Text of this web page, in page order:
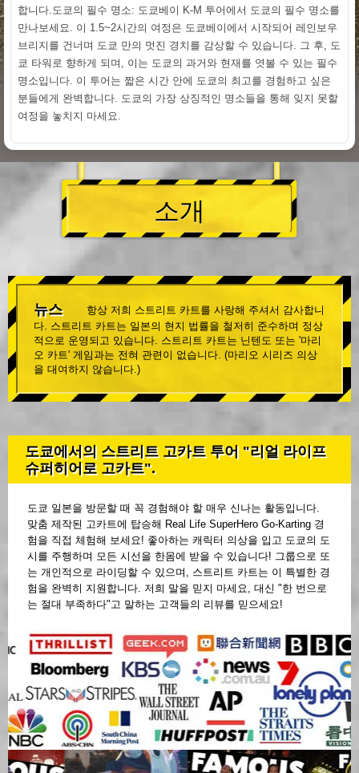
합니다.도쿄의 필수 명소: 도쿄베이 K-M 투어에서 도쿄의 필수 명소를
만나보세요. 이 1.5~2시간의 여정은 도쿄베이에서 시작되어 레인보우
브리지를 건너며 도쿄 만의 멋진 경치를 감상할 수 있습니다. 그 후, 도
쿄 타워로 향하게 되며, 이는 도쿄의 과거와 현재를 엿볼 수 있는 필수
명소입니다. 이 투어는 짧은 시간 안에 도쿄의 최고를 경험하고 싶은
분들에게 완벽합니다. 도쿄의 가장 상징적인 명소들을 통해 잊지 못할
여정을 놓치지 마세요.
소개
뉴스
항상 저희 스트리트 카트를 사랑해 주셔서 감사합니
다. 스트리트 카트는 일본의 현지 법률을 철저히 준수하며 정상
적으로 운영되고 있습니다. 스트리트 카트는 닌텐도 또는 '마리
오 카트' 게임과는 전혀 관련이 없습니다. (마리오 시리즈 의상
을 대여하지 않습니다.)
도쿄에서의 스트리트 고카트 투어 "리얼 라이프
슈퍼히어로 고카트".
도쿄 일본을 방문할 때 꼭 경험해야 할 매우 신나는 활동입니다.
맞춤 제작된 고카트에 탑승해 Real Life SuperHero Go-Karting 경
험을 직접 체험해 보세요! 좋아하는 캐릭터 의상을 입고 도쿄의 도
시를 주행하며 모든 시선을 한몸에 받을 수 있습니다! 그룹으로 또
는 개인적으로 라이딩할 수 있으며, 스트리트 카트는 이 특별한 경
험을 완벽히 지원합니다. 저희 말을 믿지 마세요, 대신 "한 번으로
는 절대 부족하다"고 말하는 고객들의 리뷰를 믿으세요!